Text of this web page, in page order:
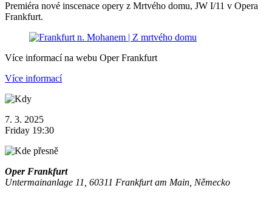
Premiéra nové inscenace opery z Mrtvého domu, JW I/11 v Opera
Frankfurt.
Více informací na webu Oper Frankfurt
Více informací
7. 3. 2025
Friday 19:30
Oper Frankfurt
Untermainanlage 11, 60311 Frankfurt am Main, Německo